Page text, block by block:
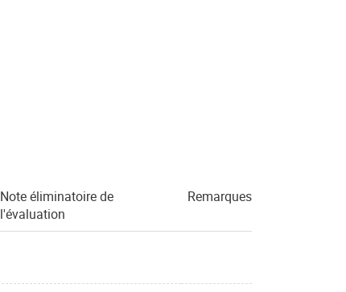
Note éliminatoire de
l'évaluation
Remarques